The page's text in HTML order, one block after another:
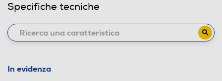
Specifiche tecniche
In evidenza